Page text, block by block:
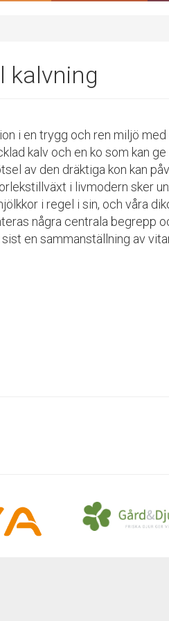
kalvning
i en trygg och ren miljö
kalv och en ko som kan
av den dräktiga kon kan
i livmodern sker
i regel i sin, och våra
några centrala begrepp
en sammanställning av